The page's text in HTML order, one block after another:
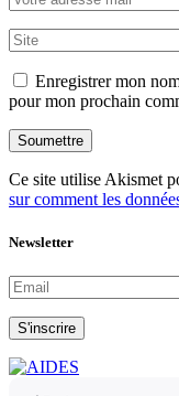
Enregistrer mon
pour mon prochain
Soumettre
Ce site utilise Akismet
sur comment les
Newsletter
S'inscrire